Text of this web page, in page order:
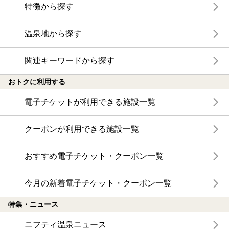
特徴から探す
温泉地から探す
関連キーワードから探す
おトクに利用する
電子チケットが利用できる施設一覧
クーポンが利用できる施設一覧
おすすめ電子チケット・クーポン一覧
今月の新着電子チケット・クーポン一覧
特集・ニュース
ニフティ温泉ニュース